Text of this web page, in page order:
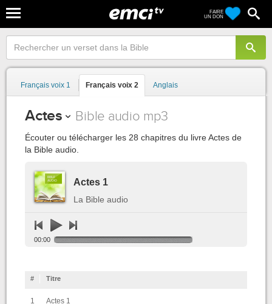
FAIRE
UN DON
Français voix 1 Français voix 2 Anglais
Actes Bible audio mp3
Écouter ou télécharger les 28 chapitres du livre Actes de
la Bible audio.
Actes 1
La Bible audio
00:00
# Titre
1 Actes 1